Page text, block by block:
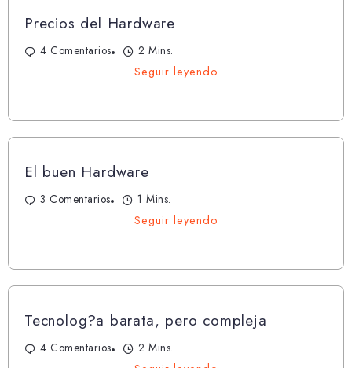
Precios del Hardware
4 Comentarios
2 Mins.
Seguir leyendo
El buen Hardware
3 Comentarios
1 Mins.
Seguir leyendo
Tecnolog?a barata, pero compleja
4 Comentarios
2 Mins.